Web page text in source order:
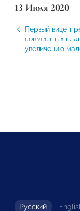
13 Июля 2020
Первый вице-
совместных
увеличению
Русский